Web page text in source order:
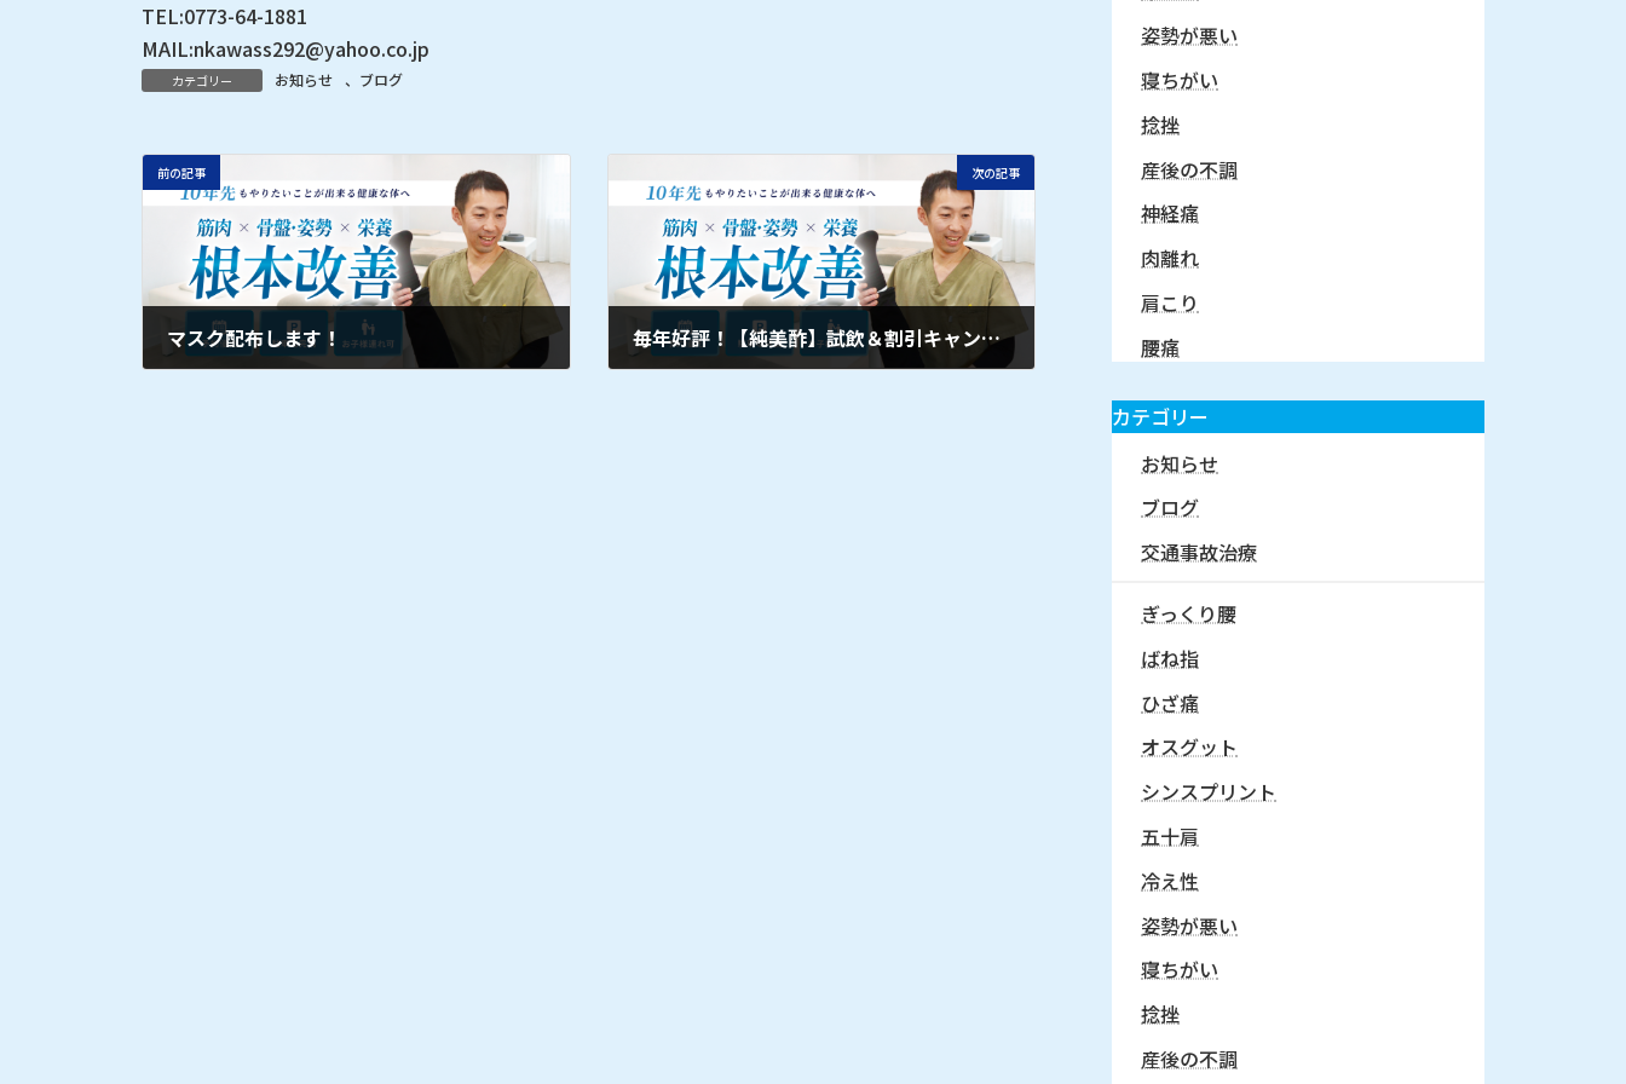
TEL:0773-64-1881
MAIL:nkawass292@yahoo.co.jp
カテゴリー お知らせ 、 ブログ
前の記事
マスク配布します！
次の記事
毎年好評！【純美酢】試飲＆割引キャンペーン！！
姿勢が悪い
寝ちがい
捻挫
産後の不調
神経痛
肉離れ
肩こり
腰痛
カテゴリー
お知らせ
ブログ
交通事故治療
ぎっくり腰
ばね指
ひざ痛
オスグット
シンスプリント
五十肩
冷え性
姿勢が悪い
寝ちがい
捻挫
産後の不調